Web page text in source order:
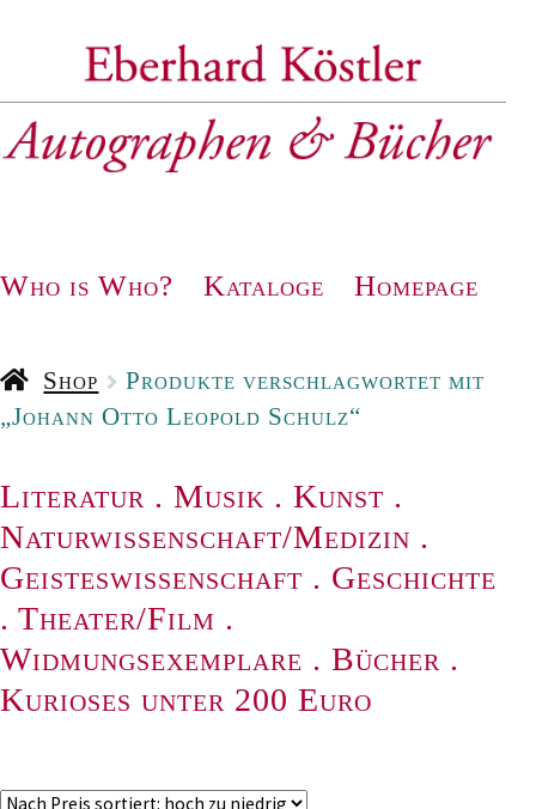
Navigation
Who is Who? Kataloge Homepage
Shop
Produkte verschlagwortet mit
„Johann Otto Leopold Schulz“
Literatur . Musik . Kunst .
Naturwissenschaft/Medizin .
Geisteswissenschaft . Geschichte
. Theater/Film .
Widmungsexemplare . Bücher .
Kurioses unter 200 Euro